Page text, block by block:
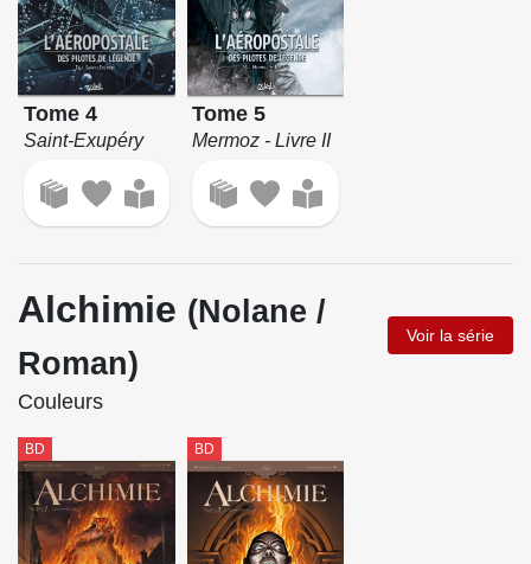
Tome 4
Saint-Exupéry
Tome 5
Mermoz - Livre II
Alchimie (Nolane /
Roman)
Voir la série
Couleurs
BD BD